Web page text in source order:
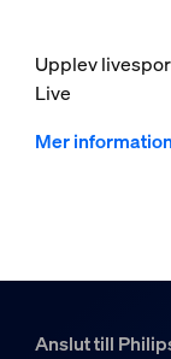
Upplev
Live
Mer information
Anslut till